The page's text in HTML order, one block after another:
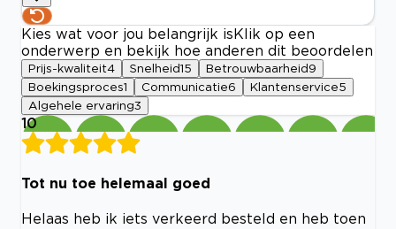
Kies wat voor jou belangrijk is Klik op een
onderwerp en bekijk hoe anderen dit beoordelen
Prijs-kwaliteit4 Snelheid15 Betrouwbaarheid 9
Boekingsproces1 Communicatie6 Klantenservice5
Algehele ervaring3
10
Tot nu toe helemaal goed
Helaas heb ik iets verkeerd besteld en heb toen